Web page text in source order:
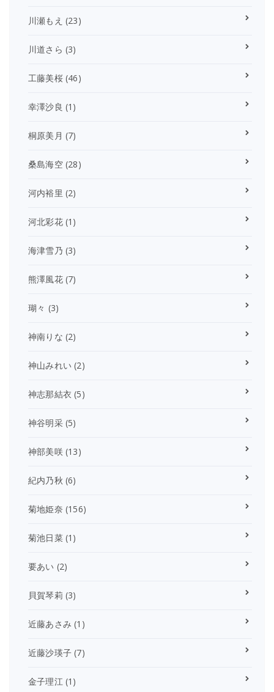
川瀬もえ (23)
川道さら (3)
工藤美桜(46)
幸澤沙良 (1)
桐原美月 (7)
桑島海空(28)
河内裕里 (2)
河北彩花(1)
海津雪乃 (3)
熊澤風花(7)
瑚々 (3)
神南りな (2)
神山みれい (2)
神志那結衣 (5)
神谷明采(5)
神部美咲(13)
紀内乃秋 (6)
菊地姫奈 (156)
菊池日菜(1)
要あい (2)
貝賀琴莉 (3)
近藤あさみ (1)
近藤沙瑛子 (7)
金子理江 (1)